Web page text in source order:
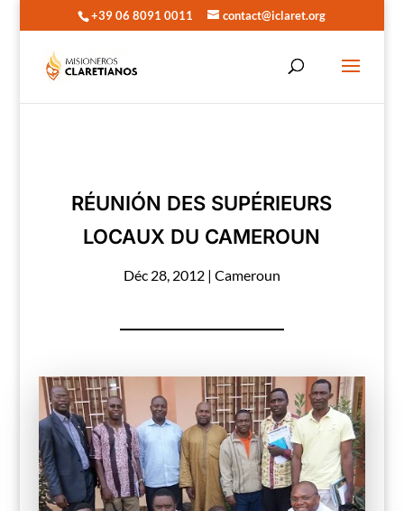
+39 06 8091 0011 contact@iclaret.org
RÉUNIÓN DES SUPÉRIEURS
LOCAUX DU CAMEROUN
Déc 28, 2012| Cameroun